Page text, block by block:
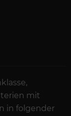
mit
in folgender